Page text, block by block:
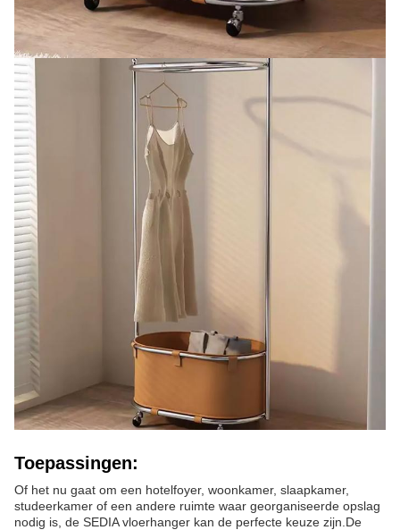
Toepassingen:
Of het nu gaat om een hotelfoyer, woonkamer, slaapkamer,
studeerkamer of een andere ruimte waar georganiseerde opslag
nodig is, de SEDIA vloerhanger kan de perfecte keuze zijn.De